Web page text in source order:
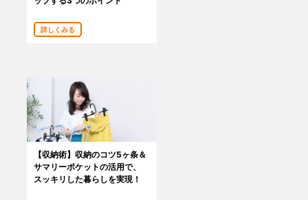
詳しくみる
【収納術】収納のコツ5ヶ条＆
サマリーポケットの活用で、
スッキリした暮らしを実現！